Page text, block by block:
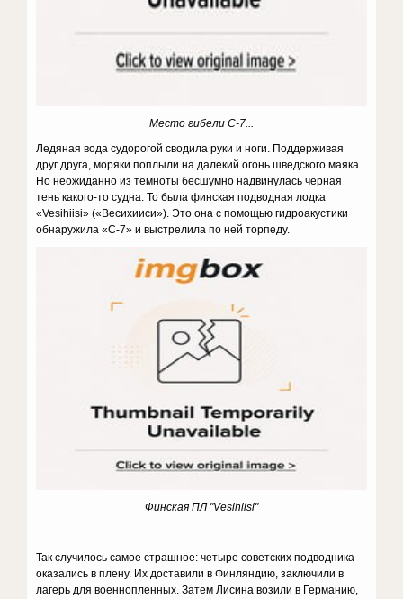
Место гибели С-7...
Ледяная вода судорогой сводила руки и ноги. Поддерживая
друг друга, моряки поплыли на далекий огонь шведского маяка.
Но неожиданно из темноты бесшумно надвинулась черная
тень какого-то судна. То была финская подводная лодка
«Vesihiisi» («Весихииси»). Это она с помощью гидроакустики
обнаружила «С-7» и выстрелила по ней торпеду.
Финская ПЛ "Vesihiisi"
Так случилось самое страшное: четыре советских подводника
оказались в плену. Их доставили в Финляндию, заключили в
лагерь для военнопленных. Затем Лисина возили в Германию,